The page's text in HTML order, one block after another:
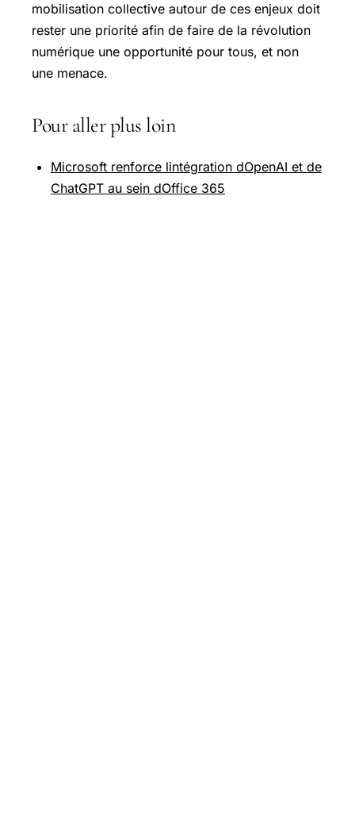
mobilisation collective autour de ces enjeux doit
rester une priorité afin de faire de la révolution
numérique une opportunité pour tous, et non
une menace.
Pour aller plus loin
Microsoft renforce lintégration dOpenAI et de
ChatGPT au sein dOffice 365